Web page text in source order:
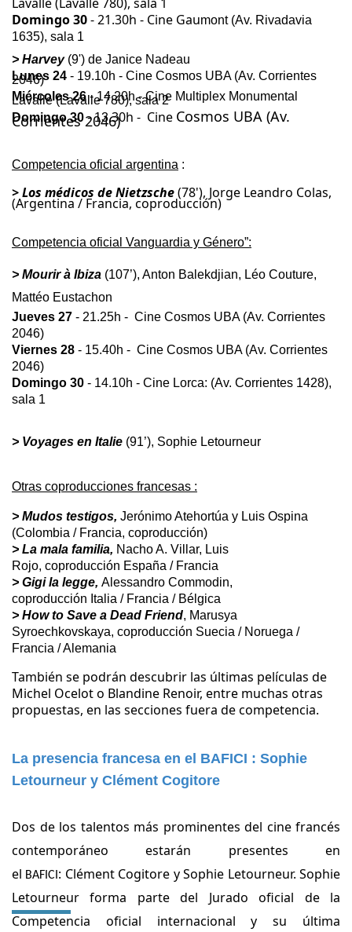
Domingo 30- 21.30h - Cine Gaumont (Av. Rivadavia
1635), sala 1
> Harvey (9') de Janice Nadeau
Lunes 24 - 19.10h - Cine Cosmos UBA (Av. Corrientes
2046)
Miércoles 26- 14.20h -Cine Multiplex Monumental
Lavalle (Lavalle 780), sala 2
Domingo 30- 13.30h - Cine Cosmos UBA (Av.
Corrientes 2046)
Competencia oficial argentina :
> Los médicos de Nietzsche(78'), Jorge Leandro Colas,
(Argentina / Francia, coproducción)
Competencia oficial Vanguardia y Género”:
> Mourir à Ibiza (107’), Anton Balekdjian, Léo Couture,
Mattéo Eustachon
Jueves 27 - 21.25h - Cine Cosmos UBA (Av. Corrientes
2046)
Viernes 28 - 15.40h - Cine Cosmos UBA (Av. Corrientes
2046)
Domingo 30 - 14.10h - Cine Lorca: (Av. Corrientes 1428),
sala 1
> Voyages en Italie (91’), Sophie Letourneur
Otras coproducciones francesas :
> Mudos testigos, Jerónimo Atehortúa y Luis Ospina
(Colombia / Francia, coproducción)
> La mala familia, Nacho A. Villar, Luis
Rojo, coproducción España / Francia
> Gigi la legge, Alessandro Commodin,
coproducción Italia / Francia / Bélgica
> How to Save a Dead Friend, Marusya
Syroechkovskaya, coproducción Suecia / Noruega /
Francia / Alemania
También se podrán descubrir las últimas películas de
Michel Ocelot o Blandine Renoir, entre muchas otras
propuestas, en las secciones fuera de competencia.
La presencia francesa en el BAFICI : Sophie
Letourneur y Clément Cogitore
Dos de los talentos más prominentes del cine francés
contemporáneo estarán presentes en
el BAFICI : Clément Cogitore y Sophie Letourneur.Sophie
Letourneur forma parte del Jurado oficial de la
Competencia oficial internacional y su última